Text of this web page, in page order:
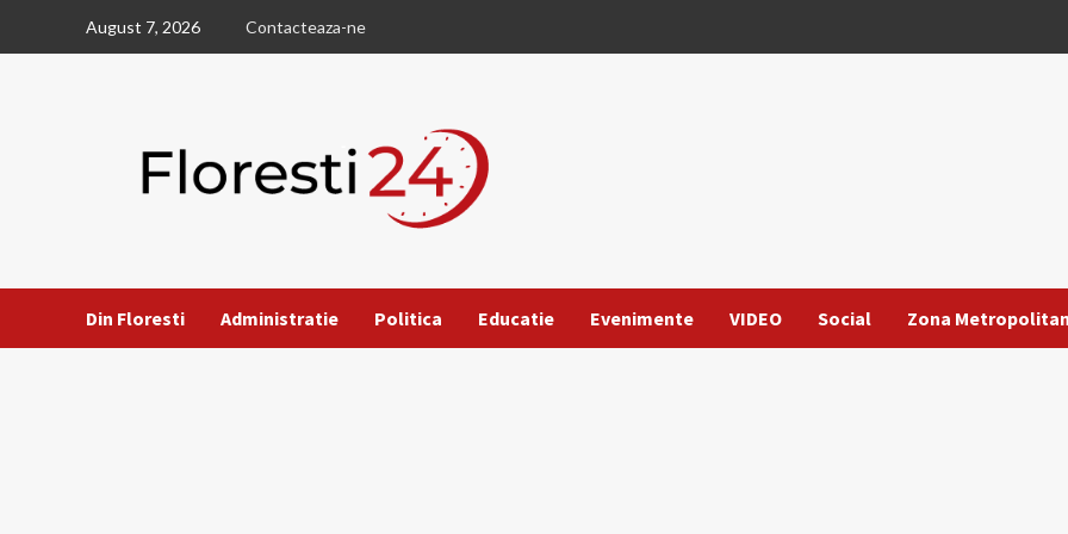
August 7, 2026 Contacteaza-ne
Din Floresti Administratie Politica Educatie Evenimente VIDEO Social Zona